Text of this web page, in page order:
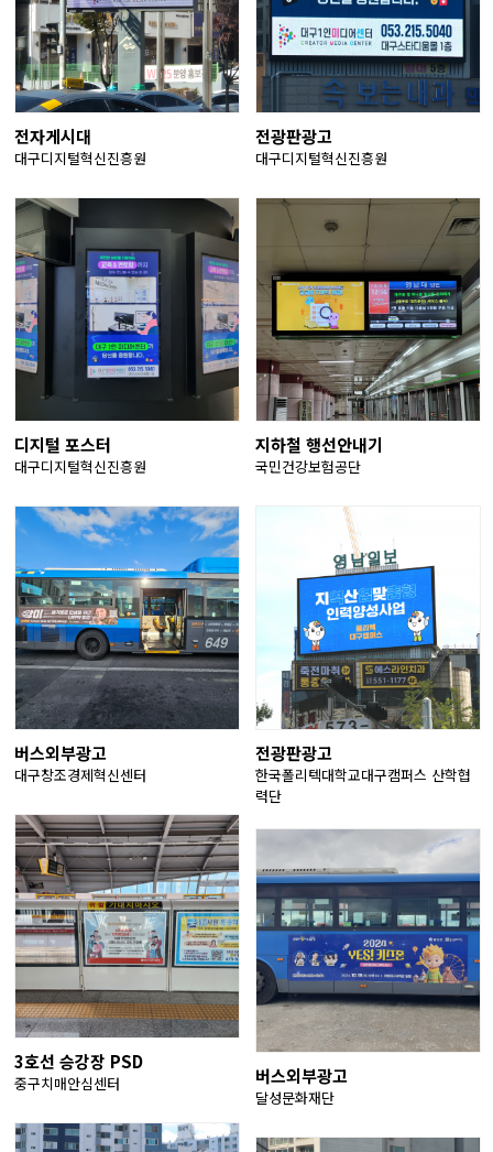
전자게시대
대구디지털혁신진흥원
전광판광고
대구디지털혁신진흥원
디지털 포스터
대구디지털혁신진흥원
지하철 행선안내기
국민건강보험공단
버스외부광고
대구창조경제혁신센터
전광판광고
한국폴리텍대학교대구캠퍼스 산학협
력단
3호선 승강장 PSD
중구치매안심센터 버스외부광고
달성문화재단